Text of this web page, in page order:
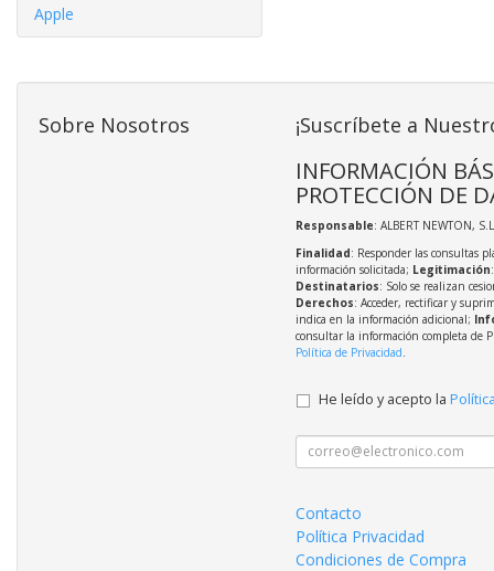
Apple
Sobre Nosotros ¡Suscríbete a
INFORMACIÓN
PROTECCIÓN DE
Responsable: ALBERT NEWTON,
Finalidad: Responder las consultas
información solicitada; Legitimación
Destinatarios: Solo se realizan
Derechos: Acceder, rectificar y
indica en la información adicional;
consultar la información completa de
Política de Privacidad.
He leído y acepto la
Contacto
Política Privacidad
Condiciones de Compra